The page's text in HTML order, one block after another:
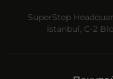
SuperStep
İstanbul, C-2